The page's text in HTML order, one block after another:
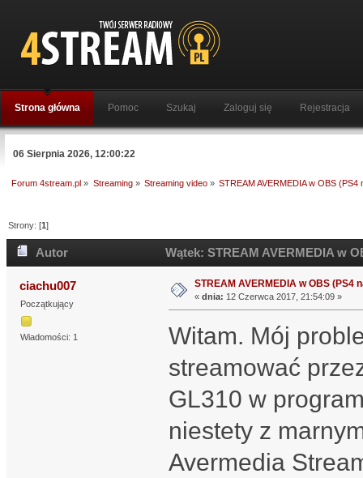
Strona główna Pomoc Szukaj Zaloguj się Rejestracja
06 Sierpnia 2026, 12:00:22
Forum 4stream.pl » Streaming» Streaming video» STREAM AVERMEDIA w OBS (PS4
Strony: [1]
Autor Wątek: STREAM AVERMEDIA w
ciachu007
Początkujący
Wiadomości: 1
STREAM AVERMEDIA w OBS (PS4
« dnia: 12 Czerwca 2017, 21:54:09 »
Witam. Mój
streamować
GL310 w
niestety z
Avermedia